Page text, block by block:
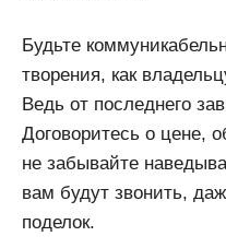
Будьте
творения, как
Ведь от последнего
Договоритесь о цене,
не забывайте
вам будут звонить,
поделок.